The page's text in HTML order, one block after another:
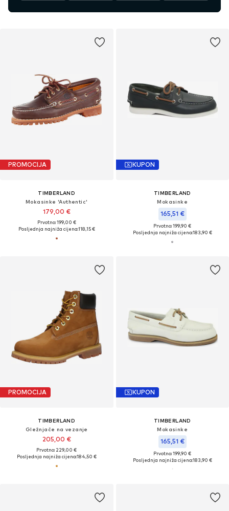
PROMOCIJA
TIMBERLAND
Mokasinke 'Authentic'
179,00 €
Prvotno: 199,00 €
Posljednja najniža cijena:118,15 €
KUPON
TIMBERLAND
Mokasinke
165,51 €
Prvotno: 199,90 €
Posljednja najniža cijena:183,90 €
PROMOCIJA
TIMBERLAND
Gležnjače na vezanje
205,00 €
Prvotno: 229,00 €
Posljednja najniža cijena:184,50 €
KUPON
TIMBERLAND
Mokasinke
165,51 €
Prvotno: 199,90 €
Posljednja najniža cijena:183,90 €